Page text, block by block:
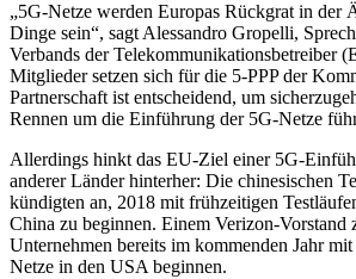
„5G-Netze werden Europas Rückgrat in der
Dinge sein“, sagt Alessandro Gropelli,
Verbands der Telekommunikationsbetreiber
Mitglieder setzen sich für die 5-PPP der
Partnerschaft ist entscheidend, um
Rennen um die Einführung der 5G-Netze
Allerdings hinkt das EU-Ziel einer 5G-
anderer Länder hinterher: Die chinesischen
kündigten an, 2018 mit frühzeitigen
China zu beginnen. Einem Verizon-Vorstand
Unternehmen bereits im kommenden Jahr
Netze in den USA beginnen.